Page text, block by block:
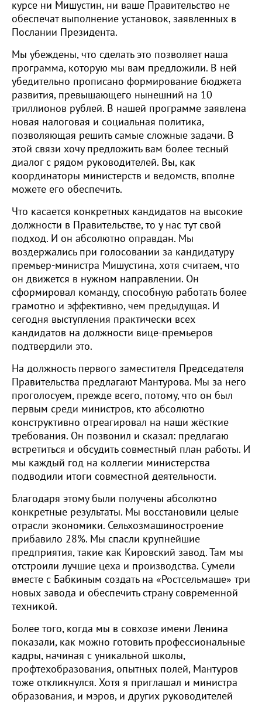
курсе ни Мишустин, ни ваше Правительство не
обеспечат выполнение установок, заявленных в
Послании Президента.
Мы убеждены, что сделать это позволяет наша
программа, которую мы вам предложили. В ней
убедительно прописано формирование бюджета
развития, превышающего нынешний на 10
триллионов рублей. В нашей программе заявлена
новая налоговая и социальная политика,
позволяющая решить самые сложные задачи. В
этой связи хочу предложить вам более тесный
диалог с рядом руководителей. Вы, как
координаторы министерств и ведомств, вполне
можете его обеспечить.
Что касается конкретных кандидатов на высокие
должности в Правительстве, то у нас тут свой
подход. И он абсолютно оправдан. Мы
воздержались при голосовании за кандидатуру
премьер-министра Мишустина, хотя считаем, что
он движется в нужном направлении. Он
сформировал команду, способную работать более
грамотно и эффективно, чем предыдущая. И
сегодня выступления практически всех
кандидатов на должности вице-премьеров
подтвердили это.
На должность первого заместителя Председателя
Правительства предлагают Мантурова. Мы за него
проголосуем, прежде всего, потому, что он был
первым среди министров, кто абсолютно
конструктивно отреагировал на наши жёсткие
требования. Он позвонил и сказал: предлагаю
встретиться и обсудить совместный план работы. И
мы каждый год на коллегии министерства
подводили итоги совместной деятельности.
Благодаря этому были получены абсолютно
конкретные результаты. Мы восстановили целые
отрасли экономики. Сельхозмашиностроение
прибавило 28%. Мы спасли крупнейшие
предприятия, такие как Кировский завод. Там мы
отстроили лучшие цеха и производства. Сумели
вместе с Бабкиным создать на «Ростсельмаше» три
новых завода и обеспечить страну современной
техникой.
Более того, когда мы в совхозе имени Ленина
показали, как можно готовить профессиональные
кадры, начиная с уникальной школы,
профтехобразования, опытных полей, Мантуров
тоже откликнулся. Хотя я приглашал и министра
образования, и мэров, и других руководителей